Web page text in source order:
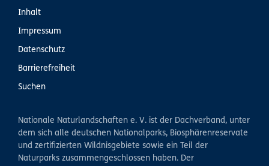
Inhalt
Impressum
Datenschutz
Barrierefreiheit
Suchen
Nationale Naturlandschaften e. V. ist der Dachverband, unter
dem sich alle deutschen Nationalparks, Biosphärenreservate
und zertifizierten Wildnisgebiete sowie ein Teil der
Naturparks zusammengeschlossen haben. Der